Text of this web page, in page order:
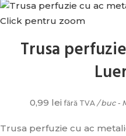
Click pentru zoom
Trusa
0,99 lei fără TVA / buc -
Trusa perfuzie cu ac